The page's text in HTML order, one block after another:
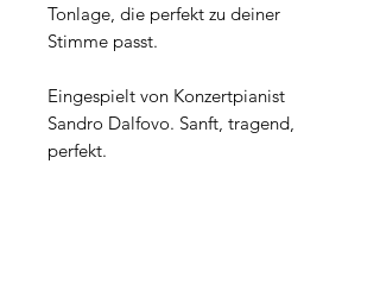
Tonlage, die perfekt zu deiner
Stimme passt.
Eingespielt von Konzertpianist
Sandro Dalfovo. Sanft, tragend,
perfekt.